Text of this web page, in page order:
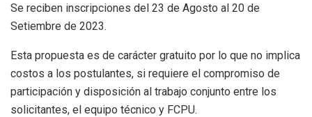
Se reciben inscripciones del 23 de Agosto al 20 de
Setiembre de 2023.
Esta propuesta es de carácter gratuito por lo que no implica
costos a los postulantes, si requiere el compromiso de
participación y disposición al trabajo conjunto entre los
solicitantes, el equipo técnico y FCPU.